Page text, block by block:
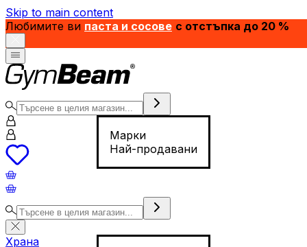
Skip to main content
Любимите ви паста и сосове с отстъпка до 20 %
Марки
Най-продавани
Храна